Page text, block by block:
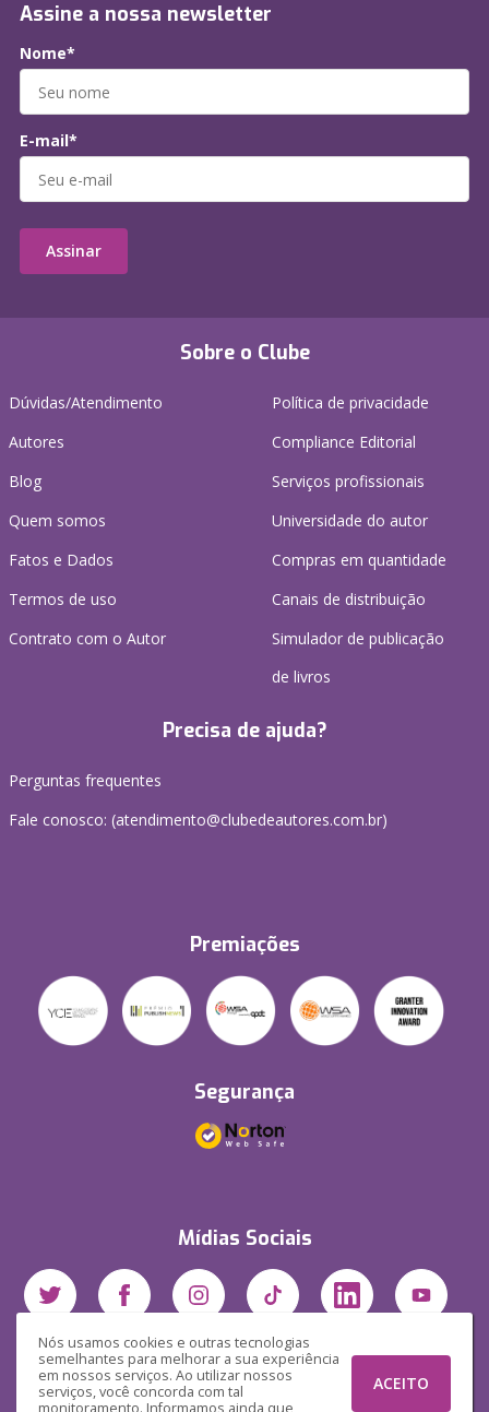
Nós usamos cookies e outras tecnologias
semelhantes para melhorar a sua experiência
em nossos serviços. Ao utilizar nossos
serviços, você concorda com tal
monitoramento. Informamos ainda que
ACEITO
Sobre o Clube
Dúvidas/Atendimento
Autores
Blog
Quem somos
Fatos e Dados
Termos de uso
Contrato com o Autor
Política de privacidade
Compliance Editorial
Serviços profissionais
Universidade do autor
Compras em quantidade
Canais de distribuição
Simulador de publicação
de livros
Precisa de ajuda?
Perguntas frequentes
Fale conosco: (atendimento@clubedeautores.com.br)
Premiações
Segurança
Mídias Sociais
Assine a nossa newsletter
Nome*
E-mail*
Assinar